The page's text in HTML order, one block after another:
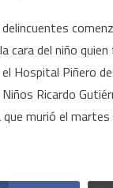
cara del niño
Hospital Piñero
Ricardo
murió el martes